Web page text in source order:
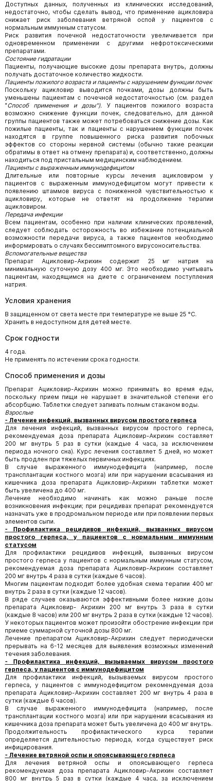
Доступных данных, полученных из клинических исследований,
недостаточно, чтобы сделать вывод, что применение ацикловира
снижает риск заболевания ветряной оспой у пациентов с
нормальным иммунным статусом.
Риск развития почечной недостаточности увеличивается при
одновременном применении с другими нефротоксическими
препаратами.
Состояние гидратации
Пациенты, получающие высокие дозы препарата внутрь, должны
получать достаточное количество жидкости.
Пациенты пожилого возраста и пациенты с нарушением функции почек
Поскольку ацикловир выводится почками, дозы должны быть
уменьшены пациентам с почечной недостаточностью (см. раздел
"Способ применения и дозы"). У пациентов пожилого возраста
возможно снижение функции почек, следовательно, для данной
группы пациентов также может потребоваться снижение дозы. Как
пожилые пациенты, так и пациенты с нарушением функции почек
находятся в группе повышенного риска развития побочных
эффектов со стороны нервной системы (обычно такие реакции
обратимы в ответ на отмену препарата) и, соответственно, должны
находиться под пристальным медицинским наблюдением.
Пациенты с выраженным иммунодефицитом
Длительные или повторные курсы лечения ацикловиром у
пациентов с выраженным иммунодефицитом могут привести к
появлению штаммов вируса с пониженной чувствительностью к
ацикловиру, которые не ответят на продолжение терапии
ацикловиром.
Передача инфекции
Всем пациентам, особенно при наличии клинических проявлений,
следует соблюдать осторожность во избежание потенциальной
возможности передачи вируса, а также пациентов необходимо
информировать о случаях бессимптомного вирусоносительства.
Вспомогательные вещества
Препарат Ацикловир-Акрихин содержит 25 мг натрия на
минимальную суточную дозу 400 мг. Это необходимо учитывать
пациентам, находящимся на диете с ограничением поступления
натрия.
Условия хранения
В защищенном от света месте при температуре не выше 25 °С.
Хранить в недоступном для детей месте.
Срок годности
4 года.
Не применять по истечении срока годности.
Способ применения и дозы
Препарат Ацикловир-Акрихин можно принимать во время еды,
поскольку прием пищи не нарушает в значительной степени его
абсорбцию. Таблетки следует запивать полным стаканом воды.
Взрослые
- Лечение инфекций, вызванных вирусом простого герпеса
Для лечения инфекций, вызванных вирусом простого герпеса,
рекомендуемая доза препарата Ацикловир-Акрихин составляет
200 мг внутрь 5 раз в сутки (каждые 4 часа, за исключением
периода ночного сна). Курс лечения составляет 5 дней, но может
быть продлен при тяжелых первичных инфекциях.
В случае выраженного иммунодефицита (например, после
трансплантации костного мозга) или при нарушении всасывания из
кишечника доза препарата Ацикловир-Акрихин таблетки может
быть увеличена до 400 мг.
Лечение необходимо начинать как можно раньше после
возникновения инфекции; при рецидивах препарат рекомендуется
назначать уже в продромальном периоде или при появлении первых
элементов сыпи.
- Профилактика рецидивов инфекций, вызванных вирусом
простого герпеса, у пациентов с нормальным иммунным
статусом
Для профилактики рецидивов инфекций, вызванных вирусом
простого герпеса у пациентов с нормальным иммунным статусом,
рекомендуемая доза препарата Ацикловир-Акрихин составляет
200 мг внутрь 4 раза в сутки (каждые 6 часов).
Многим пациентам подходит более удобная схема терапии 400 мг
внутрь 2 раза в сутки (каждые 12 часов).
В ряде случаев оказываются эффективными более низкие дозы
препарата Ацикловир- Акрихин 200 мг внутрь 3 раза в сутки
(каждые 8 часов) или 200 мг внутрь 2 раза в сутки (каждые 12 часов).
У некоторых пациентов может произойти обострение инфекции при
приеме суммарной суточной дозы 800 мг.
Лечение препаратом Ацикловир-Акрихин следует периодически
прерывать на 6-12 месяцев для выявления возможных изменений
течения заболевания.
- Профилактика инфекций, вызываемых вирусом простого
герпеса, у пациентов с иммунодефицитом
Для профилактики инфекций, вызываемых вирусом простого
герпеса, у пациентов с иммунодефицитом рекомендуемая доза
препарата Ацикловир-Акрихин составляет 200 мг внутрь 4 раза в
сутки (каждые 6 часов).
В случае выраженного иммунодефицита (например, после
трансплантации костного мозга) или при нарушении всасывания из
кишечника доза препарата может быть увеличена до 400 мг внутрь.
Продолжительность профилактического курса терапии
определяется длительностью периода, когда существует риск
инфицирования.
- Лечение ветряной оспы и опоясывающего герпеса
Для лечения ветряной оспы и опоясывающего герпеса
рекомендуемая доза препарата Ацикловир-Акрихин составляет
800 мг внутрь 5 раз в сутки (каждые 4 часа, за исключением